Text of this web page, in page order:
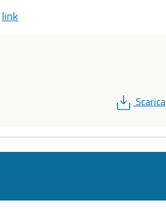
link
PDF
Scarica